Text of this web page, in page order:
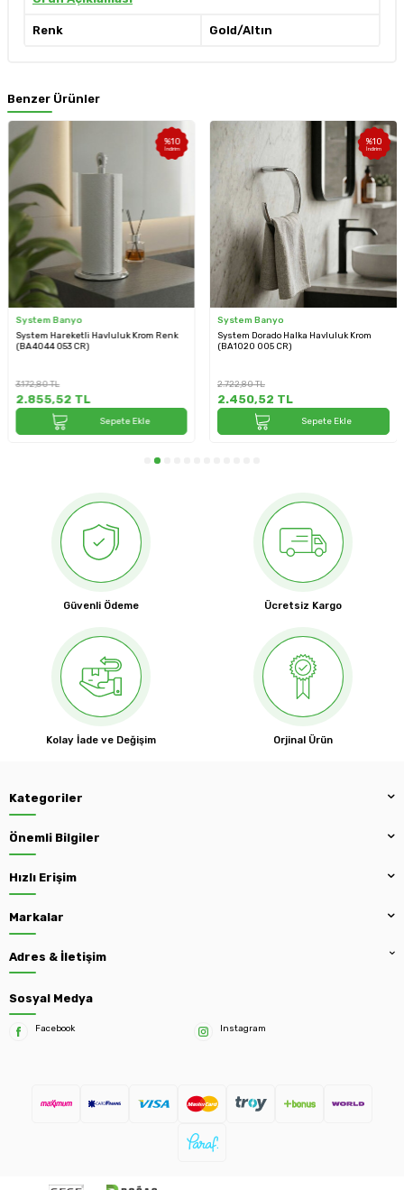
Renk Gold/Altın
Benzer Ürünler
%10
İndirim
System Banyo
System Hareketli Havluluk Krom Renk
(BA4044 053 CR)
3.172,80TL
2.855,52 TL
Sepete Ekle
%10
İndirim
System Banyo
System Dorado Halka Havluluk Krom
(BA1020 005 CR)
2.722,80TL
2.450,52 TL
Sepete Ekle
Güvenli Ödeme Ücretsiz Kargo
Kolay İade ve Değişim Orjinal Ürün
Kategoriler
Önemli Bilgiler
Hızlı Erişim
Markalar
Adres & İletişim
Sosyal Medya
Facebook Instagram